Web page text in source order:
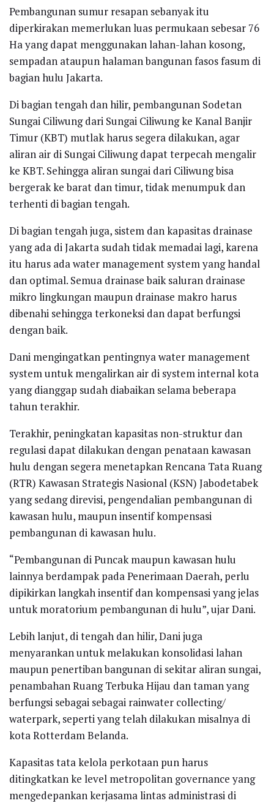
Pembangunan sumur resapan sebanyak itu
diperkirakan memerlukan luas permukaan sebesar 76
Ha yang dapat menggunakan lahan-lahan kosong,
sempadan ataupun halaman bangunan fasos fasum di
bagian hulu Jakarta.
Di bagian tengah dan hilir, pembangunan Sodetan
Sungai Ciliwung dari Sungai Ciliwung ke Kanal Banjir
Timur (KBT) mutlak harus segera dilakukan, agar
aliran air di Sungai Ciliwung dapat terpecah mengalir
ke KBT. Sehingga aliran sungai dari Ciliwung bisa
bergerak ke barat dan timur, tidak menumpuk dan
terhenti di bagian tengah.
Di bagian tengah juga, sistem dan kapasitas drainase
yang ada di Jakarta sudah tidak memadai lagi, karena
itu harus ada water management system yang handal
dan optimal. Semua drainase baik saluran drainase
mikro lingkungan maupun drainase makro harus
dibenahi sehingga terkoneksi dan dapat berfungsi
dengan baik.
Dani mengingatkan pentingnya water management
system untuk mengalirkan air di system internal kota
yang dianggap sudah diabaikan selama beberapa
tahun terakhir.
Terakhir, peningkatan kapasitas non-struktur dan
regulasi dapat dilakukan dengan penataan kawasan
hulu dengan segera menetapkan Rencana Tata Ruang
(RTR) Kawasan Strategis Nasional (KSN) Jabodetabek
yang sedang direvisi, pengendalian pembangunan di
kawasan hulu, maupun insentif kompensasi
pembangunan di kawasan hulu.
“Pembangunan di Puncak maupun kawasan hulu
lainnya berdampak pada Penerimaan Daerah, perlu
dipikirkan langkah insentif dan kompensasi yang jelas
untuk moratorium pembangunan di hulu”, ujar Dani.
Lebih lanjut, di tengah dan hilir, Dani juga
menyarankan untuk melakukan konsolidasi lahan
maupun penertiban bangunan di sekitar aliran sungai,
penambahan Ruang Terbuka Hijau dan taman yang
berfungsi sebagai sebagai rainwater collecting/
waterpark, seperti yang telah dilakukan misalnya di
kota Rotterdam Belanda.
Kapasitas tata kelola perkotaan pun harus
ditingkatkan ke level metropolitan governance yang
mengedepankan kerjasama lintas administrasi di